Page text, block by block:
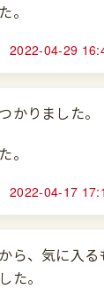
。
2022-04-29
かりました。
。
2022-04-17
ら、気に入る
た。